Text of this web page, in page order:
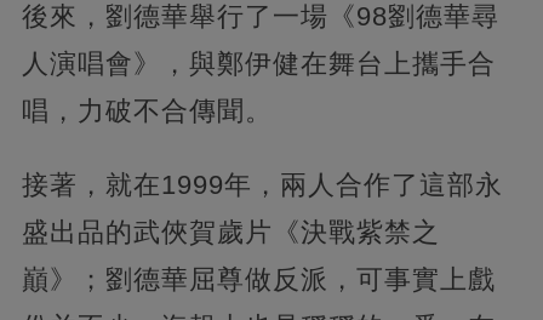
後來，劉德華舉行了一場《98劉德華尋
人演唱會》，與鄭伊健在舞台上攜手合
唱，力破不合傳聞。
接著，就在1999年，兩人合作了這部永
盛出品的武俠賀歲片《決戰紫禁之
巔》；劉德華屈尊做反派，可事實上戲